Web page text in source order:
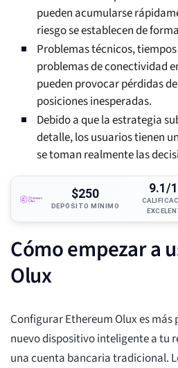
pueden acumularse
riesgo se establecen de
Problemas técnicos,
problemas de conectividad
pueden provocar pérdidas
posiciones inesperadas.
Debido a que la estrategia
detalle, los usuarios tienen
se toman realmente las
$250
DEPÓSITO MÍNIMO
9.1/
Cómo empezar a
Olux
Configurar Ethereum Olux es
nuevo dispositivo inteligente a tu
una cuenta bancaria tradicional.